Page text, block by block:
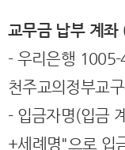
교무금 납부 계좌
- 우리은행
천주교의정부교
- 입금자명(입금
+세례명"으로 입